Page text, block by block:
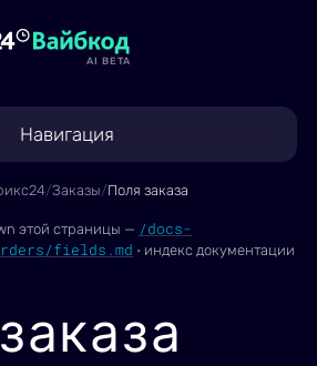
AI BETA
Навигация
/Заказы/Поля заказа
этой страницы — /docs-
fields.md · индекс документации